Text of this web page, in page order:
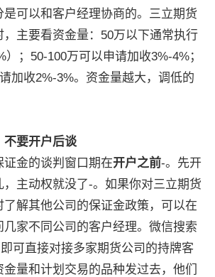
可以和客户经理协商的。三立期货
，主要看资金量：50万以下通常执行
；50-100万可以申请加收3%-4%；
加收2%-3%。资金量越大，调低的
不要开户后谈
金的谈判窗口期在开户之前-。先开
主动权就没了-。如果你对三立期货
了解其他公司的保证金政策，可以在
几家不同公司的客户经理。微信搜索
可直接对接多家期货公司的持牌客
量和计划交易的品种发过去，他们